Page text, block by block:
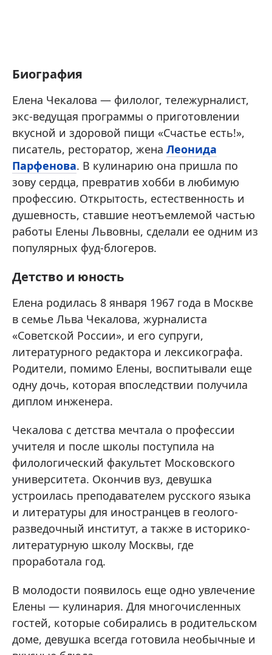
Биография
Елена Чекалова — филолог, тележурналист,
экс-ведущая программы о приготовлении
вкусной и здоровой пищи «Счастье есть!»,
писатель, ресторатор, жена Леонида
Парфенова. В кулинарию она пришла по
зову сердца, превратив хобби в любимую
профессию. Открытость, естественность и
душевность, ставшие неотъемлемой частью
работы Елены Львовны, сделали ее одним из
популярных фуд-блогеров.
Детство и юность
Елена родилась 8 января 1967 года в Москве
в семье Льва Чекалова, журналиста
«Советской России», и его супруги,
литературного редактора и лексикографа.
Родители, помимо Елены, воспитывали еще
одну дочь, которая впоследствии получила
диплом инженера.
Чекалова с детства мечтала о профессии
учителя и после школы поступила на
филологический факультет Московского
университета. Окончив вуз, девушка
устроилась преподавателем русского языка
и литературы для иностранцев в геолого-
разведочный институт, а также в историко-
литературную школу Москвы, где
проработала год.
В молодости появилось еще одно увлечение
Елены — кулинария. Для многочисленных
гостей, которые собирались в родительском
доме, девушка всегда готовила необычные и